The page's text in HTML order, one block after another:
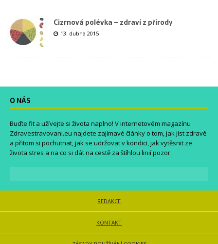
Cizrnová polévka – zdraví z přírody
13. dubna 2015
O NÁS
Buďte fit a užívejte si života naplno! V internetovém magazínu
Zdravestravovani.eu najdete zajímavé články o tom, jak jíst zdravě
a přitom si pochutnat, jak se udržovat v kondici, jak vytěsnit ze
života stres a na co si dát na cestě za štíhlou linií pozor.
REDAKCE
KONTAKT